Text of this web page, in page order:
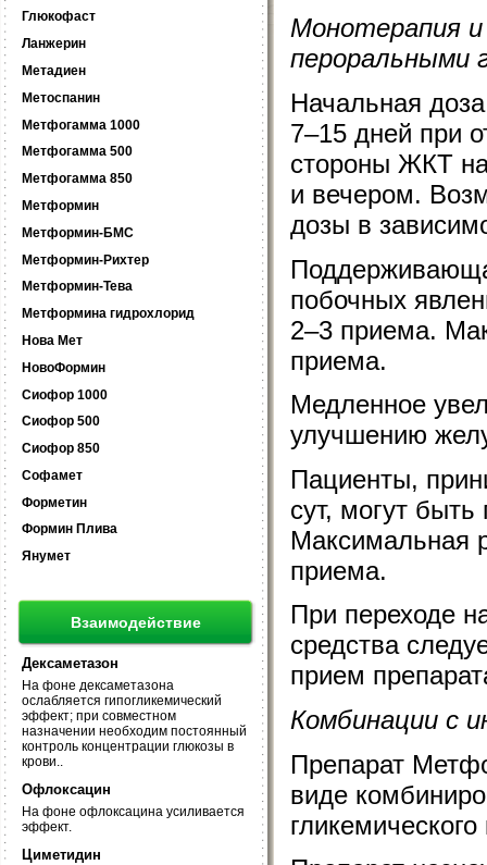
Глюкофаст
Ланжерин
Метадиен
Метоспанин
Метфогамма 1000
Метфогамма 500
Метфогамма 850
Метформин
Метформин-БМС
Метформин-Рихтер
Метформин-Тева
Метформина гидрохлорид
Нова Мет
НовоФормин
Сиофор 1000
Сиофор 500
Сиофор 850
Софамет
Форметин
Формин Плива
Янумет
Взаимодействие
Дексаметазон
На фоне дексаметазона
ослабляется гипогликемический
эффект; при совместном
назначении необходим постоянный
контроль концентрации глюкозы в
крови..
Офлоксацин
На фоне офлоксацина усиливается
эффект.
Циметидин
Монотерапия и
пероральными
Начальная
7–15 дней при
стороны ЖКТ
и вечером.
дозы в
побочных
2–3 приема.
приема.
Медленное
улучшению
Пациенты,
сут, могут
Максимальная
приема.
При переходе
средства
прием
Комбинации с
Препарат
виде